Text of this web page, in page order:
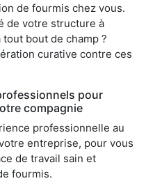
de fourmis chez vous.
de votre structure à
bout de champ ?
curative contre ces
pour
compagnie
professionnelle au
entreprise, pour vous
de travail sain et
fourmis.